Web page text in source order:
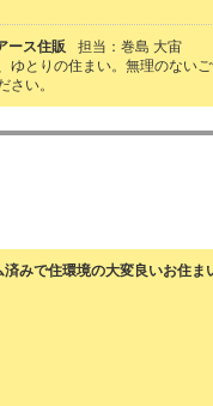
ース住販
担当：巻島 大宙
ゆとりの住まい。無理のない
さい。
済みで住環境の大変良いお住ま